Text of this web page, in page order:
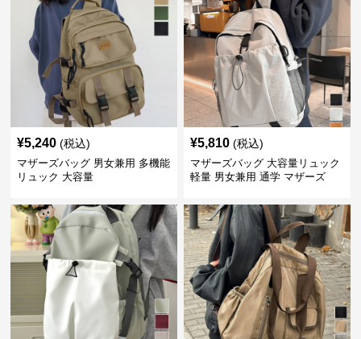
¥5,240 (税込)
マザーズバッグ 男女兼用 多機能
リュック 大容量
¥5,810 (税込)
マザーズバッグ 大容量リュック
軽量 男女兼用 通学 マザーズ